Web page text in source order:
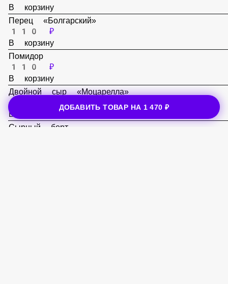
Грибы «Шампиньоны»
110 ₽
В корзину
Перец «Халапеньо»
110 ₽
В корзину
В корзину
ДОБАВИТЬ ТОВАР НА 1 470 ₽